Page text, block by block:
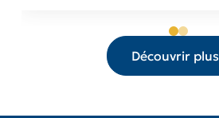
Découvrir plus